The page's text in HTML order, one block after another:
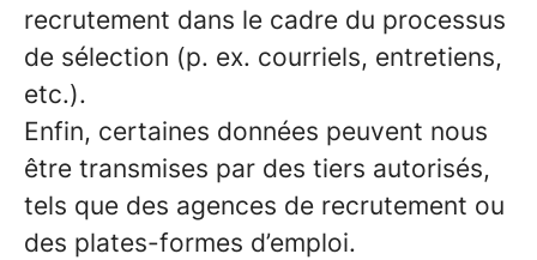
recrutement dans le cadre du processus
de sélection (p. ex. courriels, entretiens,
etc.).
Enfin, certaines données peuvent nous
être transmises par des tiers autorisés,
tels que des agences de recrutement ou
des plates-formes d’emploi.